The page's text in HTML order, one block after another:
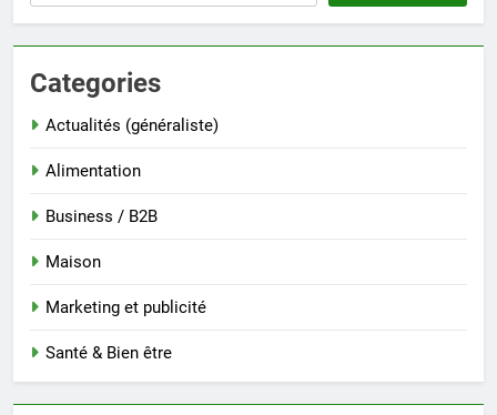
Categories
Actualités (généraliste)
Alimentation
Business / B2B
Maison
Marketing et publicité
Santé & Bien être